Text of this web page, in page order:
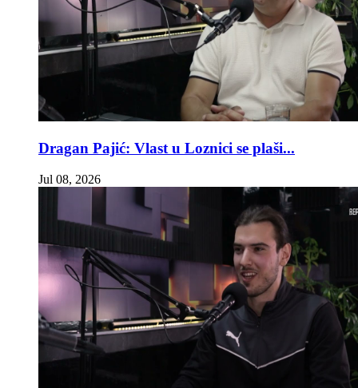
Dragan Pajić: Vlast u Loznici se plaši...
Jul 08, 2026